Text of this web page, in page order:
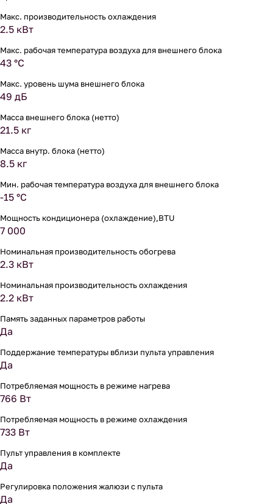
Макс. производительность охлаждения
2.5 кВт
Макс. рабочая температура воздуха для внешнего блока
43 °С
Макс. уровень шума внешнего блока
49 дБ
Масса внешнего блока (нетто)
21.5 кг
Масса внутр. блока (нетто)
8.5 кг
Мин. рабочая температура воздуха для внешнего блока
-15 °С
Мощность кондиционера (охлаждение),BTU
7 000
Номинальная производительность обогрева
2.3 кВт
Номинальная производительность охлаждения
2.2 кВт
Память заданных параметров работы
Да
Поддержание температуры вблизи пульта управления
Да
Потребляемая мощность в режиме нагрева
766 Вт
Потребляемая мощность в режиме охлаждения
733 Вт
Пульт управления в комплекте
Да
Регулировка положения жалюзи с пульта
Да